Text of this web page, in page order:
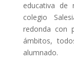
educativa de
colegio
redonda con
ámbitos,
alumnado.